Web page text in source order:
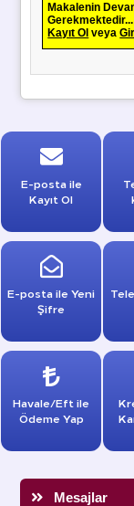
Makalenin
Gerekmektedir...
Kayıt Ol veya
E-posta ile
Kayıt Ol
E-posta ile Yeni
Şifre
Havale/Eft ile
Ödeme Yap
Mesajlar